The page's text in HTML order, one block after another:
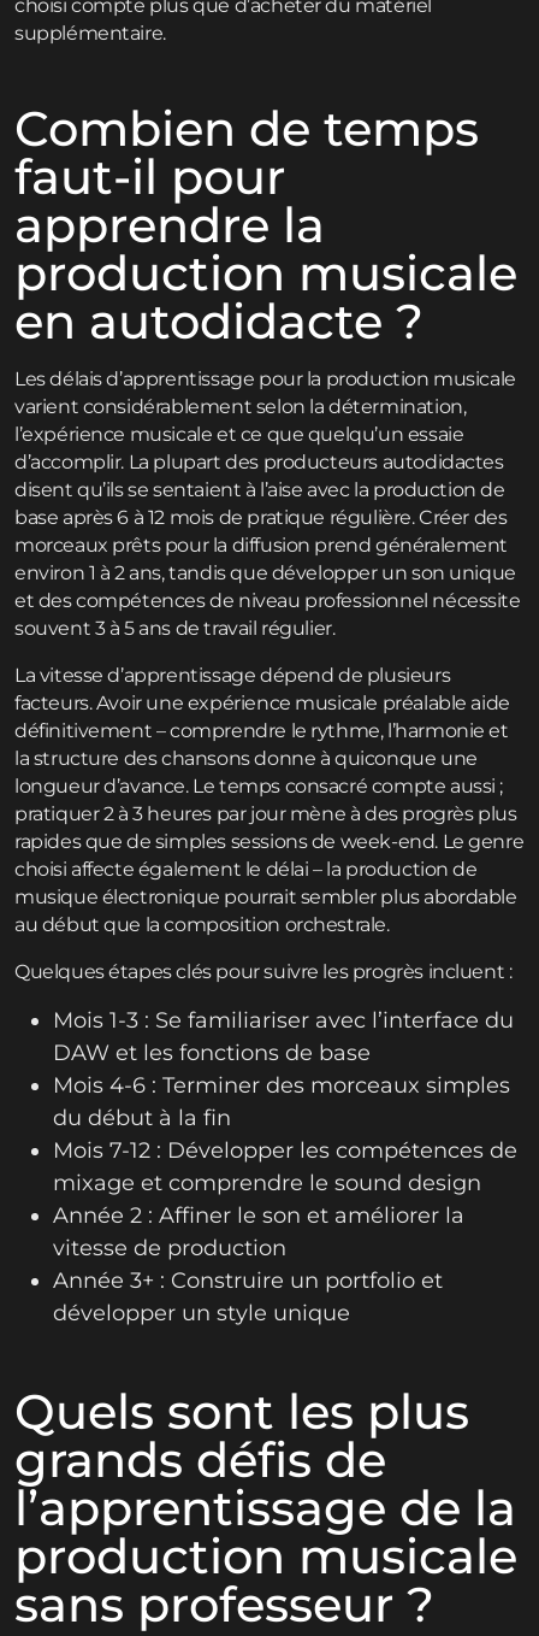
choisi compte plus que d’acheter du matériel
supplémentaire.
Combien de temps
faut-il pour
apprendre la
production musicale
en autodidacte ?
Les délais d’apprentissage pour la production musicale
varient considérablement selon la détermination,
l’expérience musicale et ce que quelqu’un essaie
d’accomplir. La plupart des producteurs autodidactes
disent qu’ils se sentaient à l’aise avec la production de
base après 6 à 12 mois de pratique régulière. Créer des
morceaux prêts pour la diffusion prend généralement
environ 1 à 2 ans, tandis que développer un son unique
et des compétences de niveau professionnel nécessite
souvent 3 à 5 ans de travail régulier.
La vitesse d’apprentissage dépend de plusieurs
facteurs. Avoir une expérience musicale préalable aide
définitivement – comprendre le rythme, l’harmonie et
la structure des chansons donne à quiconque une
longueur d’avance. Le temps consacré compte aussi ;
pratiquer 2 à 3 heures par jour mène à des progrès plus
rapides que de simples sessions de week-end. Le genre
choisi affecte également le délai – la production de
musique électronique pourrait sembler plus abordable
au début que la composition orchestrale.
Quelques étapes clés pour suivre les progrès incluent :
Mois 1-3 : Se familiariser avec l’interface du
DAW et les fonctions de base
Mois 4-6 : Terminer des morceaux simples
du début à la fin
Mois 7-12 : Développer les compétences de
mixage et comprendre le sound design
Année 2 : Affiner le son et améliorer la
vitesse de production
Année 3+ : Construire un portfolio et
développer un style unique
Quels sont les plus
grands défis de
l’apprentissage de la
production musicale
sans professeur ?